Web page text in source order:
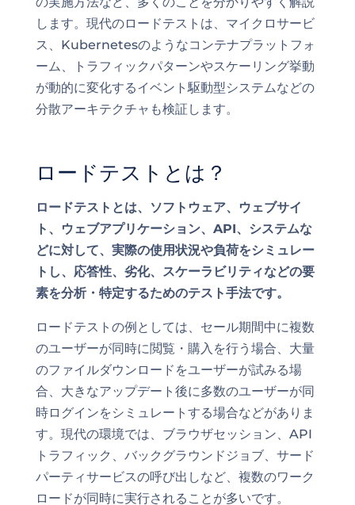
します。現代のロードテストは、マイクロサービ
ス、Kubernetesのようなコンテナプラットフォ
ーム、トラフィックパターンやスケーリング挙動
が動的に変化するイベント駆動型システムなどの
分散アーキテクチャも検証します。
ロードテストとは？
ロードテストとは、ソフトウェア、ウェブサイ
ト、ウェブアプリケーション、API、システムな
どに対して、実際の使用状況や負荷をシミュレー
トし、応答性、劣化、スケーラビリティなどの要
素を分析・特定するためのテスト手法です。
ロードテストの例としては、セール期間中に複数
のユーザーが同時に閲覧・購入を行う場合、大量
のファイルダウンロードをユーザーが試みる場
合、大きなアップデート後に多数のユーザーが同
時ログインをシミュレートする場合などがありま
す。現代の環境では、ブラウザセッション、API
トラフィック、バックグラウンドジョブ、サード
パーティサービスの呼び出しなど、複数のワーク
ロードが同時に実行されることが多いです。